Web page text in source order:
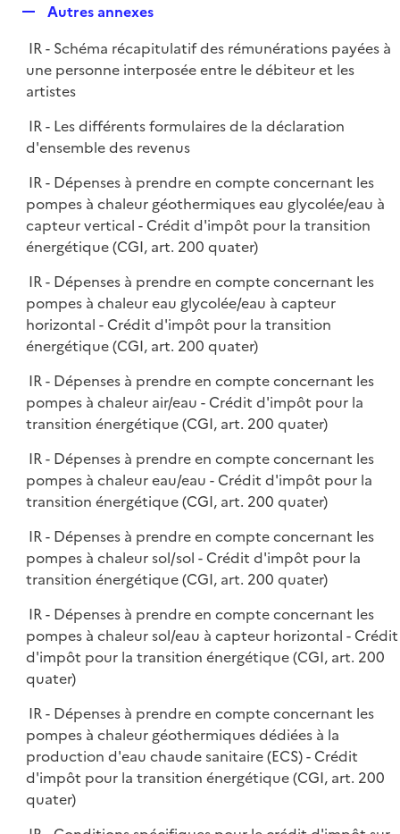
e
r
p
l
i
e
r
p
l
i
e
Autres annexes
IR - Schéma récapitulatif des rémunérations payées à
une personne interposée entre le débiteur et les
artistes
IR - Les différents formulaires de la déclaration
d'ensemble des revenus
IR - Dépenses à prendre en compte concernant les
pompes à chaleur géothermiques eau glycolée/eau à
capteur vertical - Crédit d'impôt pour la transition
énergétique (CGI, art. 200 quater)
IR - Dépenses à prendre en compte concernant les
pompes à chaleur eau glycolée/eau à capteur
horizontal - Crédit d'impôt pour la transition
énergétique (CGI, art. 200 quater)
IR - Dépenses à prendre en compte concernant les
pompes à chaleur air/eau - Crédit d'impôt pour la
transition énergétique (CGI, art. 200 quater)
IR - Dépenses à prendre en compte concernant les
pompes à chaleur eau/eau - Crédit d'impôt pour la
transition énergétique (CGI, art. 200 quater)
IR - Dépenses à prendre en compte concernant les
pompes à chaleur sol/sol - Crédit d'impôt pour la
transition énergétique (CGI, art. 200 quater)
IR - Dépenses à prendre en compte concernant les
pompes à chaleur sol/eau à capteur horizontal - Crédit
d'impôt pour la transition énergétique (CGI, art. 200
quater)
IR - Dépenses à prendre en compte concernant les
pompes à chaleur géothermiques dédiées à la
production d'eau chaude sanitaire (ECS) - Crédit
d'impôt pour la transition énergétique (CGI, art. 200
quater)